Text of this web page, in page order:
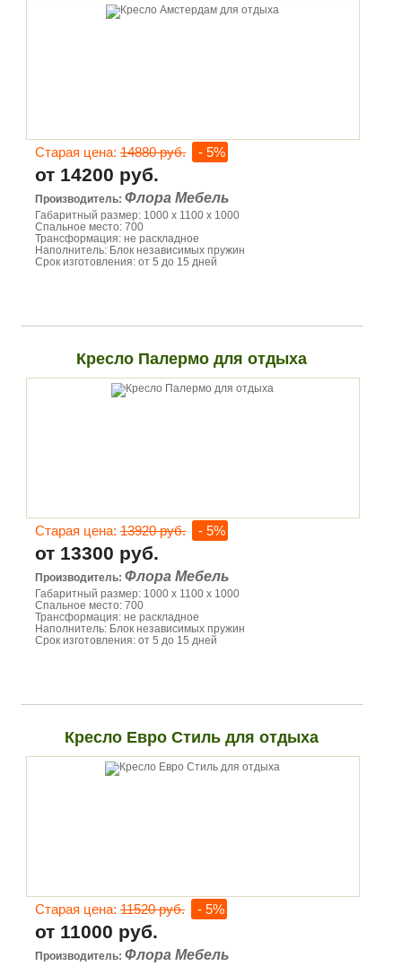
Старая цена: 14880 руб. - 5%
от 14200 руб.
Производитель: Флора Мебель
Габаритный размер: 1000 х 1100 х 1000
Спальное место: 700
Трансформация: не раскладное
Наполнитель: Блок независимых пружин
Срок изготовления: от 5 до 15 дней
Кресло Палермо для отдыха
Старая цена: 13920 руб. - 5%
от 13300 руб.
Производитель: Флора Мебель
Габаритный размер: 1000 х 1100 х 1000
Спальное место: 700
Трансформация: не раскладное
Наполнитель: Блок независимых пружин
Срок изготовления: от 5 до 15 дней
Кресло Евро Стиль для отдыха
Старая цена: 11520 руб. - 5%
от 11000 руб.
Производитель: Флора Мебель